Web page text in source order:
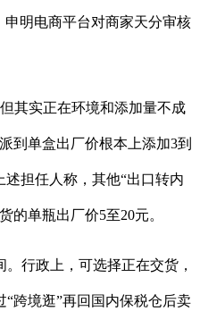
申明电商平台对商家天分审核
实正在环境和添加量不成
到单盒出厂价根本上添加3到
担任人称，其他“出口转内
的单瓶出厂价5至20元。
行政上，可选择正在交货，
跨境逛”再回国内保税仓后卖